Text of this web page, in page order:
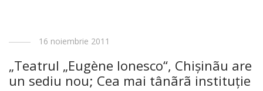
16 noiembrie 2011
„Teatrul „Eugène Ionesco“, Chişinãu are
un sediu nou; Cea mai tânãrã instituţie